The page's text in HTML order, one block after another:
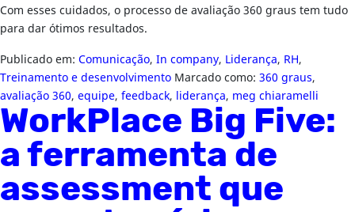
Com esses cuidados, o processo de avaliação 360 graus tem tudo
para dar ótimos resultados.
Publicado em: Comunicação, In company, Liderança, RH,
Treinamento e desenvolvimento Marcado como: 360 graus,
avaliação 360, equipe, feedback, liderança, meg chiaramelli
WorkPlace Big Five:
a ferramenta de
assessment que